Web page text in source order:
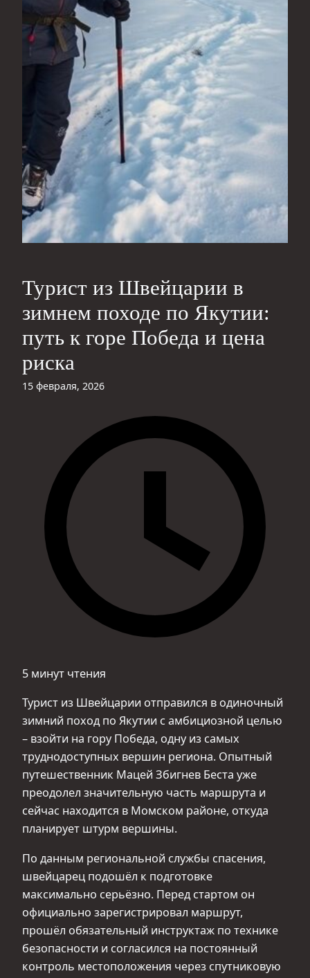
Турист из Швейцарии в
зимнем походе по Якутии:
путь к горе Победа и цена
риска
15 февраля, 2026
5 минут чтения
Турист из Швейцарии отправился в одиночный
зимний поход по Якутии с амбициозной целью
– взойти на гору Победа, одну из самых
труднодоступных вершин региона. Опытный
путешественник Мацей Збигнев Беста уже
преодолел значительную часть маршрута и
сейчас находится в Момском районе, откуда
планирует штурм вершины.
По данным региональной службы спасения,
швейцарец подошёл к подготовке
максимально серьёзно. Перед стартом он
официально зарегистрировал маршрут,
прошёл обязательный инструктаж по технике
безопасности и согласился на постоянный
контроль местоположения через спутниковую